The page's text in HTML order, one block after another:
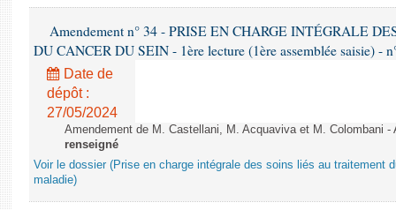
Amendement n° 34 - PRISE EN CHARGE INTÉGRALE
DU CANCER DU SEIN - 1ère lecture (1ère assemblée saisie) -
Date de
dépôt :
27/05/2024
Amendement de M. Castellani, M. Acquaviva et M. Colombani
renseigné
Voir le dossier (Prise en charge intégrale des soins liés au traitement
maladie)